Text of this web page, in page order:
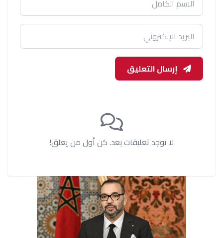
إرسال التعليق
لا توجد تعليقات بعد. كن أول من يعلق!